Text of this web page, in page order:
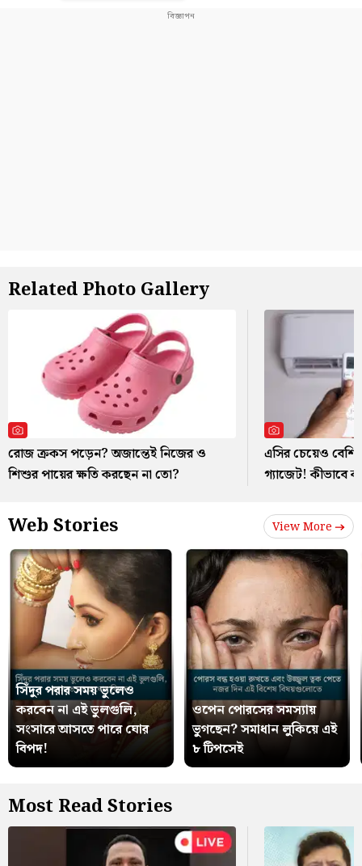
Related Photo Gallery
রোজ ক্রকস পড়েন? অজান্তেই নিজের ও
শিশুর পায়ের ক্ষতি করছেন না তো?
এসির চেয়েও বেশি
গ্যাজেট! কীভাবে
Web Stories View More
সিঁদুর পরার সময় ভুলেও
করবেন না এই ভুলগুলি,
সংসারে আসতে পারে ঘোর
বিপদ!
ওপেন পোরসের সমস্যায়
ভুগছেন? সমাধান লুকিয়ে এই
৮ টিপসেই
Most Read Stories